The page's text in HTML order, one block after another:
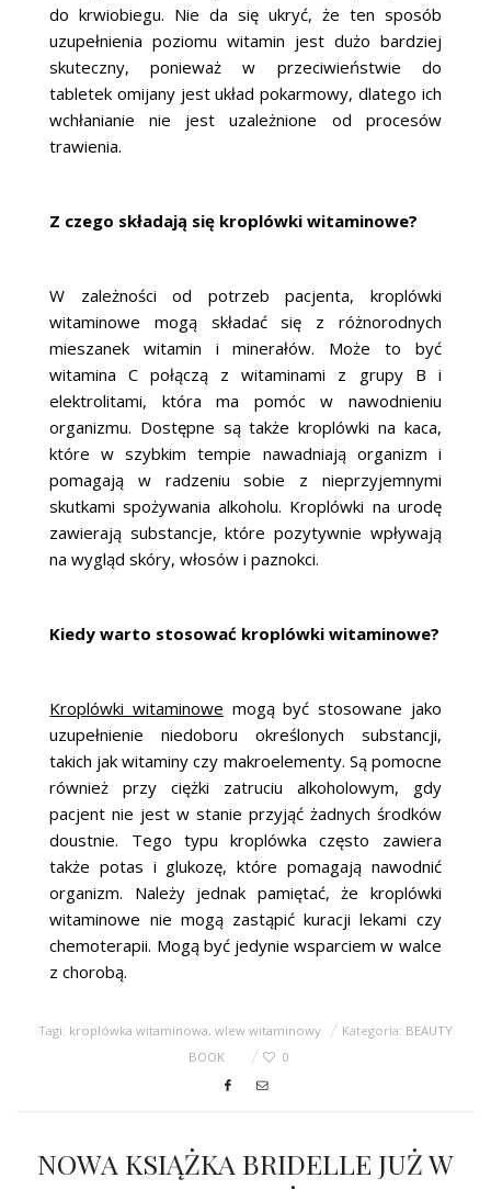
do krwiobiegu. Nie da się ukryć, że ten sposób
uzupełnienia poziomu witamin jest dużo bardziej
skuteczny, ponieważ w przeciwieństwie do
tabletek omijany jest układ pokarmowy, dlatego ich
wchłanianie nie jest uzależnione od procesów
trawienia.
Z czego składają się kroplówki witaminowe?
W zależności od potrzeb pacjenta, kroplówki
witaminowe mogą składać się z różnorodnych
mieszanek witamin i minerałów. Może to być
witamina C połączą z witaminami z grupy B i
elektrolitami, która ma pomóc w nawodnieniu
organizmu. Dostępne są także kroplówki na kaca,
które w szybkim tempie nawadniają organizm i
pomagają w radzeniu sobie z nieprzyjemnymi
skutkami spożywania alkoholu. Kroplówki na urodę
zawierają substancje, które pozytywnie wpływają
na wygląd skóry, włosów i paznokci.
Kiedy warto stosować kroplówki witaminowe?
Kroplówki witaminowe mogą być stosowane jako
uzupełnienie niedoboru określonych substancji,
takich jak witaminy czy makroelementy. Są pomocne
również przy ciężki zatruciu alkoholowym, gdy
pacjent nie jest w stanie przyjąć żadnych środków
doustnie. Tego typu kroplówka często zawiera
także potas i glukozę, które pomagają nawodnić
organizm. Należy jednak pamiętać, że kroplówki
witaminowe nie mogą zastąpić kuracji lekami czy
chemoterapii. Mogą być jedynie wsparciem w walce
z chorobą.
Tagi: kroplówka witaminowa, wlew witaminowy Kategoria: BEAUTY
BOOK
0
NOWA KSIĄŻKA BRIDELLE JUŻ W